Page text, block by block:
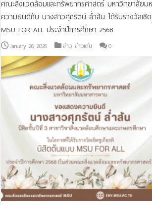
คณะสิ่งแวดล้อมและทรัพยากรศาสตร์ มหาวิทยาลัยม
ความยินดีกับ นางสาวศุภรัตน์ ล่ำสัน ได้รับรางวัลเชิ
MSU FOR ALL ประจำปีการศึกษา 2568
January 26, 2026 ข่าว,ข่าวเด่น 0